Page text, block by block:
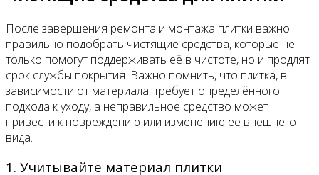
После завершения ремонта и монтажа плитки важно
правильно подобрать чистящие средства, которые не
только помогут поддерживать её в чистоте, но и продлят
срок службы покрытия. Важно помнить, что плитка, в
зависимости от материала, требует определённого
подхода к уходу, а неправильное средство может
привести к повреждению или изменению её внешнего
вида.
1. Учитывайте материал плитки